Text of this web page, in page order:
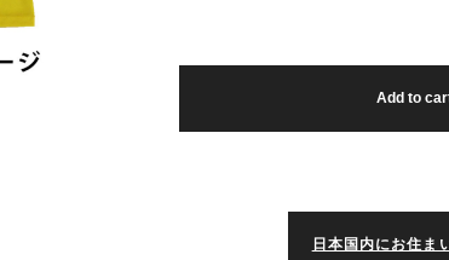
Add to
日本国内にお住ま